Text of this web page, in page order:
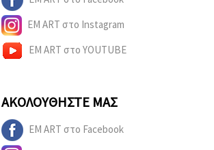
EM ART στο Instagram
EM ART στο YOUTUBE
ΑΚΟΛΟΥΘΉΣΤΕ ΜΑΣ
EM ART στο Facebook